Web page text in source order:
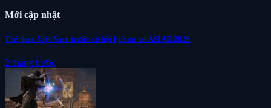
Mới cập nhật
Thể thao Việt Nam trước cơ hội lịch sử tại ASIAD 2026
2 tháng trước